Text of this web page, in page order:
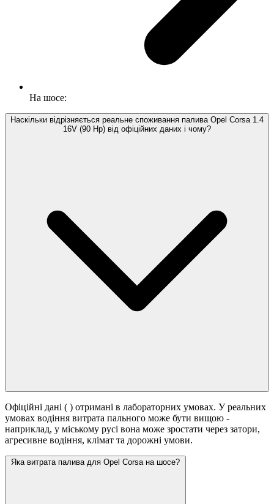
На шосе:
Наскільки відрізняється реальне споживання палива Opel Corsa 1.4
16V (90 Hp) від офіційних даних і чому?
Офіційні дані ( ) отримані в лабораторних умовах. У реальних
умовах водіння витрата пального може бути вищою -
наприклад, у міському русі вона може зростати через затори,
агресивне водіння, клімат та дорожні умови.
Яка витрата палива для Opel Corsa на шосе?